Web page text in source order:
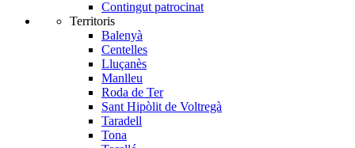
Contingut patrocinat
Territoris
Balenyà
Centelles
Lluçanès
Manlleu
Roda de Ter
Sant Hipòlit de Voltregà
Taradell
Tona